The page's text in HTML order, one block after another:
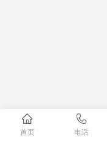
首页 电话